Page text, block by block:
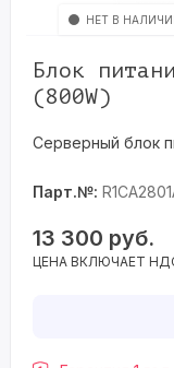
НЕТ В
Блок
(800W)
Серверный блок
Парт.№:
13 300 руб.
ЦЕНА ВКЛЮЧАЕТ